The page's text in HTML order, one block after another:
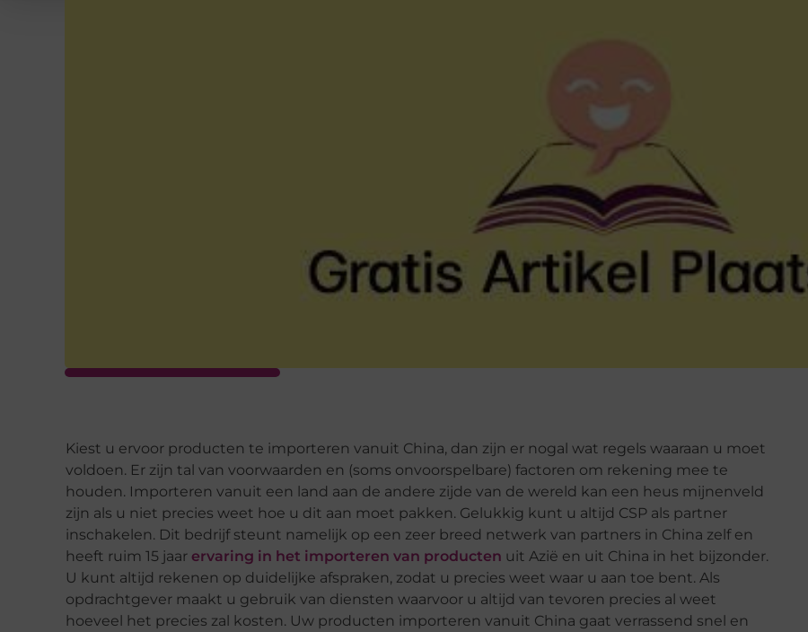
Kiest u ervoor producten te importeren vanuit China, dan zijn er nogal wat regels waaraan u moet
voldoen. Er zijn tal van voorwaarden en (soms onvoorspelbare) factoren om rekening mee te
houden. Importeren vanuit een land aan de andere zijde van de wereld kan een heus mijnenveld
zijn als u niet precies weet hoe u dit aan moet pakken. Gelukkig kunt u altijd CSP als partner
inschakelen. Dit bedrijf steunt namelijk op een zeer breed netwerk van partners in China zelf en
heeft ruim 15 jaar ervaring in het importeren van producten uit Azië en uit China in het bijzonder.
U kunt altijd rekenen op duidelijke afspraken, zodat u precies weet waar u aan toe bent. Als
opdrachtgever maakt u gebruik van diensten waarvoor u altijd van tevoren precies al weet
hoeveel het precies zal kosten. Uw producten importeren vanuit China gaat verrassend snel en